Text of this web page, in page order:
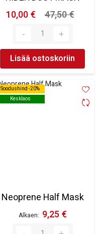
10,00 €
47,50 €
Lisää ostoskoriin
Soodushind -20%
Kesklaos
Soodushind -20%
Kesklaos
Neoprene Half Mask
Alkaen 9,25 €